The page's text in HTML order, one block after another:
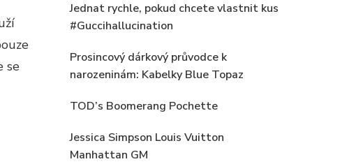
se
Jednat rychle, pokud chcete vlastnit kus
#Guccihallucination
Prosincový dárkový průvodce k
narozeninám: Kabelky Blue Topaz
TOD’s Boomerang Pochette
Jessica Simpson Louis Vuitton
Manhattan GM